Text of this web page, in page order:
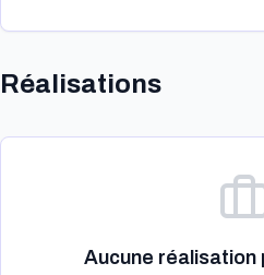
Réalisations
Aucune réalisation